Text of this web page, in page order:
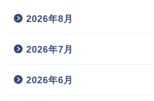
2026年8月
2026年7月
2026年6月